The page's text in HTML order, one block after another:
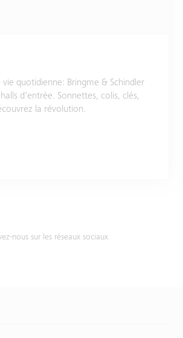
vie quotidienne: Bringme & Schindler
d'entrée. Sonnettes, colis, clés,
la révolution.
nous sur les réseaux sociaux